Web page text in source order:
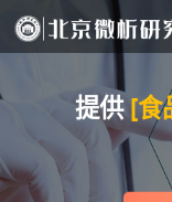
提供[食